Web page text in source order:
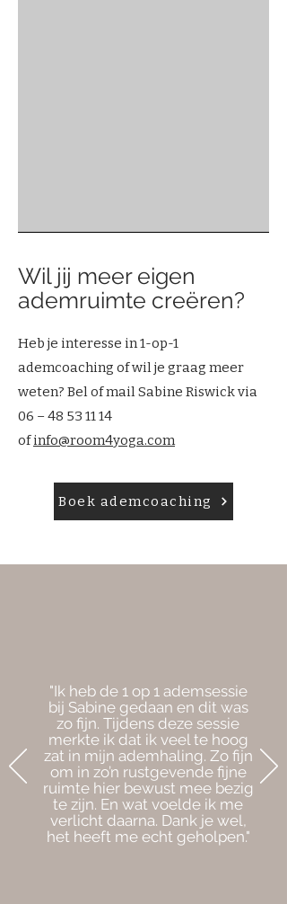
Wil jij meer eigen
ademruimte creëren?
Heb je interesse in 1-op-1
ademcoaching of wil je graag meer
weten? Bel of mail Sabine Riswick via
06 –48 53 11 14
ofinfo@room4yoga.com
Boek ademcoaching
"Ik heb de 1 op 1 ademsessie
bij Sabine gedaan en dit was
zo fijn. Tijdens deze sessie
merkte ik dat ik veel te hoog
zat in mijn ademhaling. Zo fijn
om in zo’n rustgevende fijne
ruimte hier bewust mee bezig
te zijn. En wat voelde ik me
verlicht daarna. Dank je wel,
het heeft me echt geholpen."